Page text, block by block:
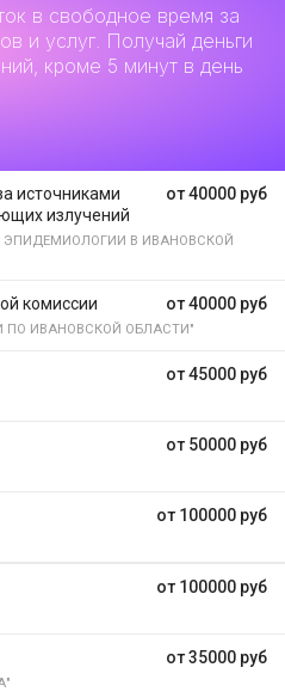
в свободное время за
и услуг. Получай деньги
кроме 5 минут в день
от 40000 руб
источниками
излучений
ЭПИДЕМИОЛОГИИ В ИВАНОВСКОЙ
от 40000 руб
комиссии
ПО ИВАНОВСКОЙ ОБЛАСТИ"
от 45000 руб
от 50000 руб
от 100000 руб
от 100000 руб
от 35000 руб